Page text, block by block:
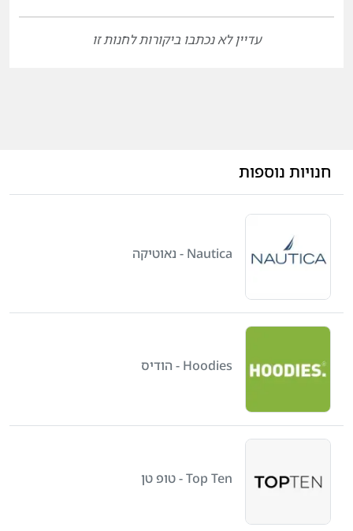
עדיין לא נכתבו ביקורות לחנות זו
חנויות נוספות
Nautica - נאוטיקה
Hoodies - הודיס
Top Ten - טופ טן